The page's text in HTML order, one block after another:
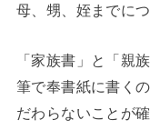
母、甥、姪までに
「家族書」と「親
筆で奉書紙に書く
だわらないことが